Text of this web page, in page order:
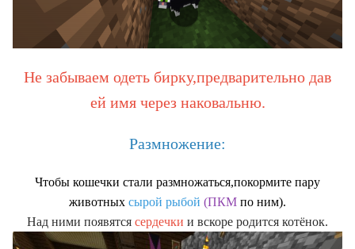
Не забываем одеть бирку,предварительно дав
ей имя через наковальню.
Размножение:
Чтобы кошечки стали размножаться,покормите пару
животных сырой рыбой (ПКМ по ним).
Над ними появятся сердечки и вскоре родится котёнок.